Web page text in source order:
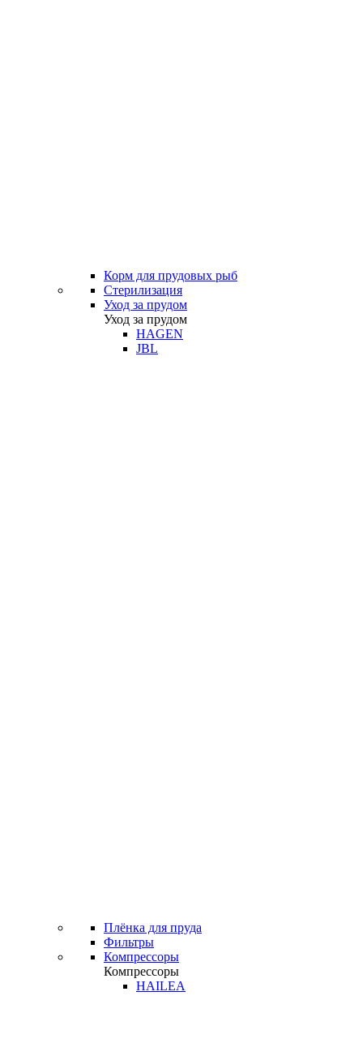
Корм для прудовых рыб
Стерилизация
Уход за прудом
Уход за прудом
HAGEN
JBL
Плёнка для пруда
Фильтры
Компрессоры
Компрессоры
HAILEA